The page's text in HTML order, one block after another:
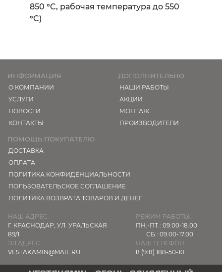
850 °C, рабочая температура до 550
°C)
ИНФОРМАЦИЯ
О КОМПАНИИ
УСЛУГИ
НОВОСТИ
КОНТАКТЫ
ДОПОЛНИТЕЛЬНО
НАШИ РАБОТЫ
АКЦИИ
МОНТАЖ
ПРОИЗВОДИТЕЛИ
ПОМОЩЬ ПОКУПАТЕЛЮ
ДОСТАВКА
ОПЛАТА
ПОЛИТИКА КОНФИДЕНЦИАЛЬНОСТИ
ПОЛЬЗОВАТЕЛЬСКОЕ СОГЛАШЕНИЕ
ПОЛИТИКА ВОЗВРАТА ТОВАРОВ И ДЕНЕГ
НАШ АДРЕС:
Г. КРАСНОДАР, УЛ. УРАЛЬСКАЯ
89/1
ЭЛ.АДРЕС:
VESTAKAMIN@MAIL.RU
РЕЖИМ РАБОТЫ:
ПН.-ПТ.: 09.00-18.00
СБ.: 09.00-17.00
НАШ ТЕЛЕФОН:
8 (918) 188-50-10